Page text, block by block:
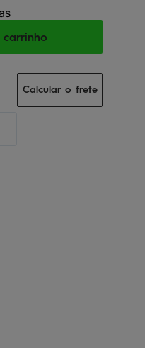
Calcular o frete